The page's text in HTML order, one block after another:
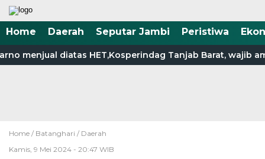
Home Daerah Seputar Jambi Peristiwa
menjual diatas HET,Kosperindag Tanjab Barat, wajib
Home / Batanghari / Daerah
Kamis, 9 Mei 2024 - 20:47 WIB